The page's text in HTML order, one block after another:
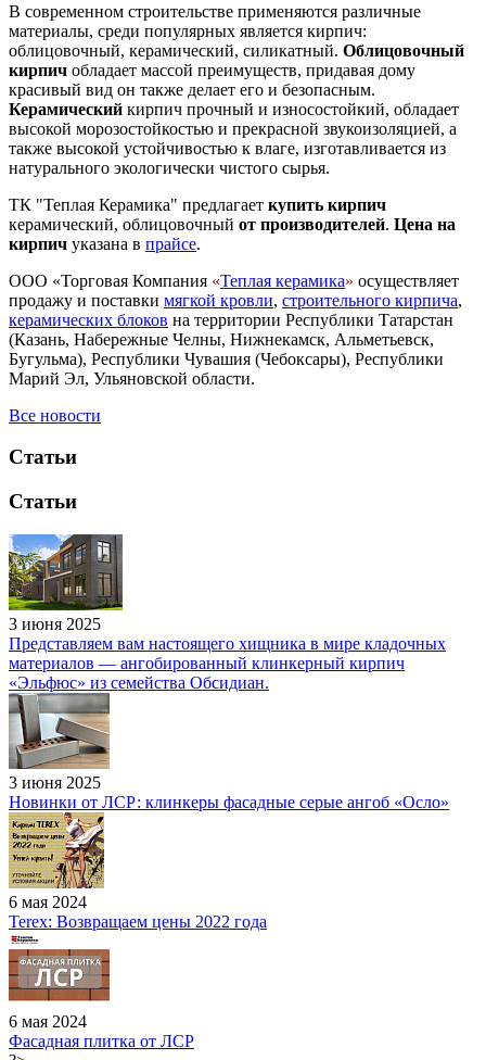
В современном строительстве применяются различные
материалы, среди популярных является кирпич:
облицовочный, керамический, силикатный. Облицовочный
кирпич обладает массой преимуществ, придавая дому
красивый вид он также делает его и безопасным.
Керамический кирпич прочный и износостойкий, обладает
высокой морозостойкостью и прекрасной звукоизоляцией, а
также высокой устойчивостью к влаге, изготавливается из
натурального экологически чистого сырья.
ТК "Теплая Керамика" предлагает купить кирпич
керамический, облицовочный от производителей. Цена на
кирпич указана в прайсе.
ООО «Торговая Компания «Теплая керамика» осуществляет
продажу и поставки мягкой кровли, строительного кирпича,
керамических блоков на территории Республики Татарстан
(Казань, Набережные Челны, Нижнекамск, Альметьевск,
Бугульма), Республики Чувашия (Чебоксары), Республики
Марий Эл, Ульяновской области.
Все новости
Статьи
Статьи
3 июня 2025
Представляем вам настоящего хищника в мире кладочных
материалов — ангобированный клинкерный кирпич
«Эльфюс» из семейства Обсидиан.
3 июня 2025
Новинки от ЛСР: клинкеры фасадные серые ангоб «Осло»
6 мая 2024
Terex: Возвращаем цены 2022 года
6 мая 2024
Фасадная плитка от ЛСР